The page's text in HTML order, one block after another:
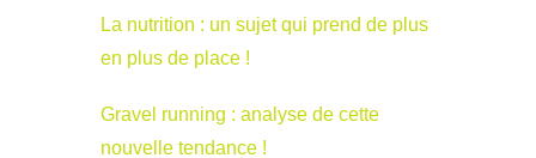
La nutrition : un sujet qui prend de plus
en plus de place !
Gravel running : analyse de cette
nouvelle tendance !